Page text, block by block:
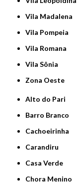
Vila Madalena
Vila Pompeia
Vila Romana
Vila Sônia
Zona Oeste
Alto do Pari
Barro Branco
Cachoeirinha
Carandiru
Casa Verde
Chora Menino